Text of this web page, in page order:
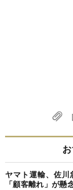
ヤマト運輸、佐
「顧客離れ」が懸